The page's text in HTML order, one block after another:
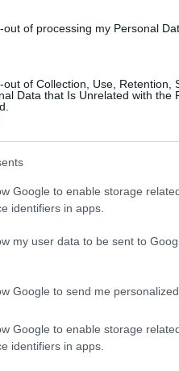
out of processing my Personal
out of Collection, Use, Retention,
Data that Is Unrelated with the
Google to enable storage
identifiers in apps.
my user data to be sent to
Google to send me
Google to enable storage
identifiers in apps.
1989. október 14-én - Fotó: